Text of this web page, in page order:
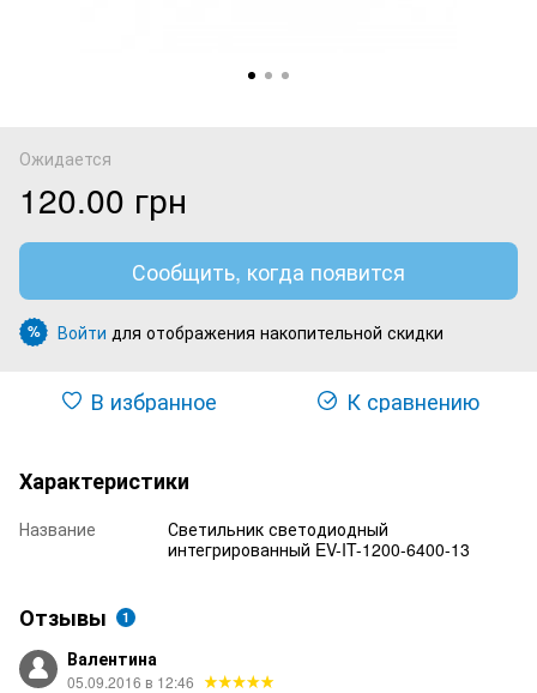
Ожидается
120.00 грн
Сообщить, когда появится
% Войти для отображения накопительной скидки
В избранное К сравнению
Характеристики
Название
Светильник светодиодный
интегрированный EV-IT-1200-6400-13
Отзывы 1
Валентина
05.09.2016 в 12:46